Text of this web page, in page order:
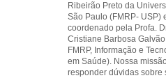
Ribeirão Preto da
São Paulo (FMRP- USP)
coordenado pela Profa.
Cristiane Barbosa
FMRP, Informação e
em Saúde). Nossa
responder dúvidas sobre